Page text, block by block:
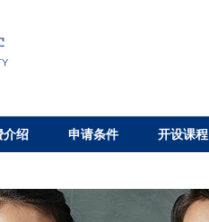
介绍 申请条件 开设课程